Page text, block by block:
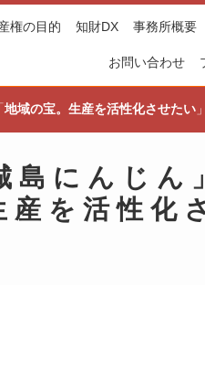
権の目的 知財DX 事務所概要
お問い合わせ
地域の宝。生産を活性化させたい 」
島にんじん
産を活性化